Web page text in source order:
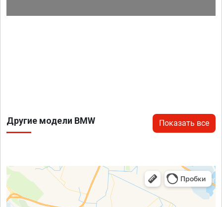
Другие модели BMW Показать все